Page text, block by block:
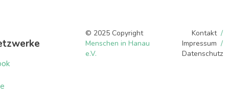
Kontakt
Impressum
Datenschutz
© 2025 Copyright
Menschen in Hanau
e.V.